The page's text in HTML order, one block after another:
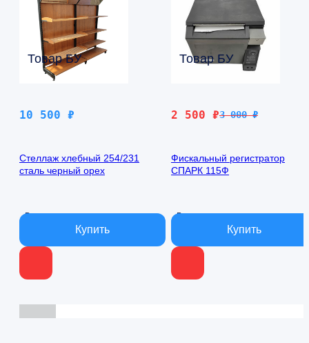
Товар БУ
10 500 ₽
Стеллаж хлебный 254/231
сталь черный орех
В наличии
Товар БУ
3 000₽
Первоначальная
3
2 500 ₽
Текущая
500 ₽.
Фискальный регистратор
СПАРК 115Ф
В наличии